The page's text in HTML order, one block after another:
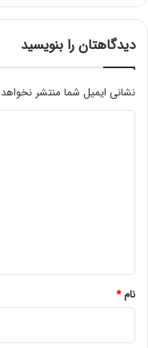
دیدگاهتان را بنویسید
نشانی ایمیل شما منتشر
نام*